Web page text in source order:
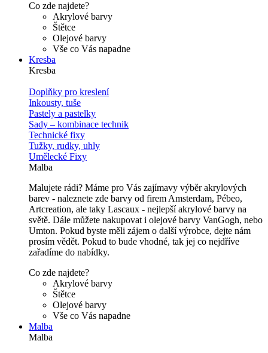
Co zde najdete?
Akrylové barvy
Štětce
Olejové barvy
Vše co Vás napadne
Kresba
Kresba
Doplňky pro kreslení
Inkousty, tuše
Pastely a pastelky
Sady – kombinace technik
Technické fixy
Tužky, rudky, uhly
Umělecké Fixy
Malba
Malujete rádi? Máme pro Vás zajímavy výběr akrylových
barev - naleznete zde barvy od firem Amsterdam, Pébeo,
Artcreation, ale taky Lascaux - nejlepší akrylové barvy na
světě. Dále můžete nakupovat i olejové barvy VanGogh, nebo
Umton. Pokud byste měli zájem o další výrobce, dejte nám
prosím vědět. Pokud to bude vhodné, tak jej co nejdříve
zařadíme do nabídky.
Co zde najdete?
Akrylové barvy
Štětce
Olejové barvy
Vše co Vás napadne
Malba
Malba